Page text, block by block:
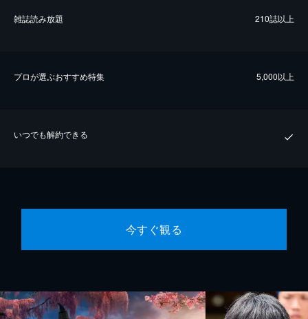
雑誌読み放題 210誌以上
プロが選ぶおすすめ特集 5,000以上
いつでも解約できる
今すぐ観る